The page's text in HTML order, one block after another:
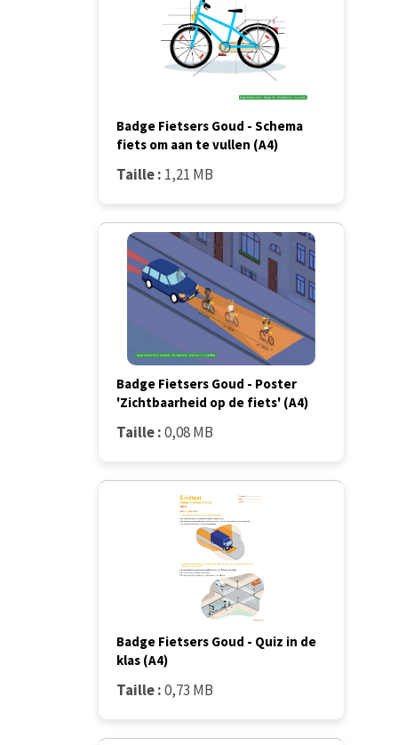
Badge Fietsers Goud - Schema
fiets om aan te vullen (A4)
Taille : 1,21 MB
Badge Fietsers Goud - Poster
'Zichtbaarheid op de fiets' (A4)
Taille :0,08 MB
Badge Fietsers Goud - Quiz in de
klas (A4)
Taille :0,73 MB